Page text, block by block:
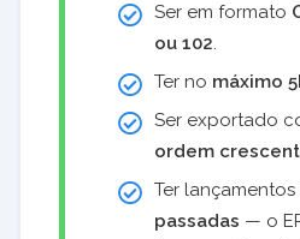
Ser em formato
ou 102.
Ter no máximo
Ser exportado
ordem
Ter lançamentos
passadas — o